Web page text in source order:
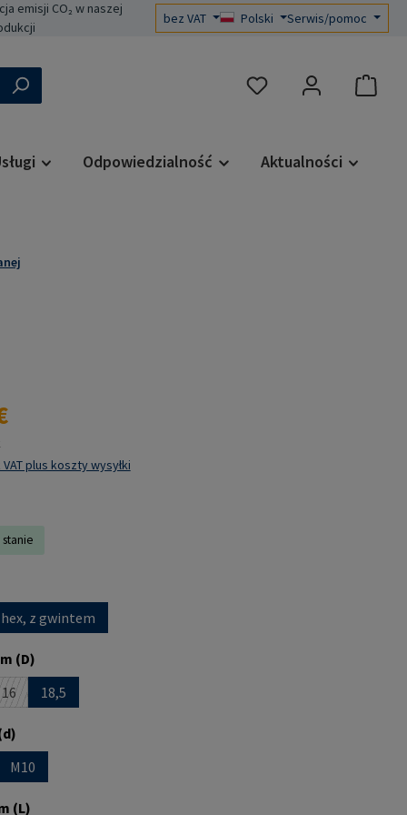
emisji CO₂ w naszej
bez VAT Polski Serwis/pomoc
Masz 0 przedmioty na
Odpowiedzialność Aktualności
plus koszty wysyłki
z gwintem
(D)
obecnie niedostępna.)
jest obecnie niedostępna.)
16
(Ta opcja jest obecnie niedostępna.)
18,5
obecnie niedostępna.)
jest obecnie niedostępna.)
M10
(L)